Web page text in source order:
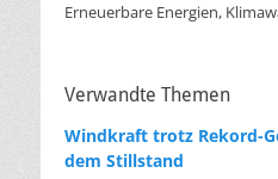
Erneuerbare Energien,
Verwandte Themen
Windkraft trotz Rekord-
dem Stillstand